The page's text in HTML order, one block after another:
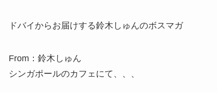
ドバイからお届けする鈴木しゅんのボスマガ
From：鈴木しゅん
シンガポールのカフェにて、、、